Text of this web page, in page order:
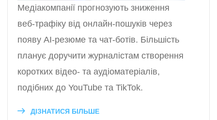
Медіакомпанії прогнозують зниження
веб-трафіку від онлайн-пошуків через
появу AI-резюме та чат-ботів. Більшість
планує доручити журналістам створення
коротких відео- та аудіоматеріалів,
подібних до YouTube та TikTok.
ДІЗНАТИСЯ БІЛЬШЕ